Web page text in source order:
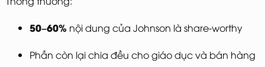
50–60% nội dung của Johnson là share-worthy
Phần còn lại chia đều cho giáo dục và bán hàng